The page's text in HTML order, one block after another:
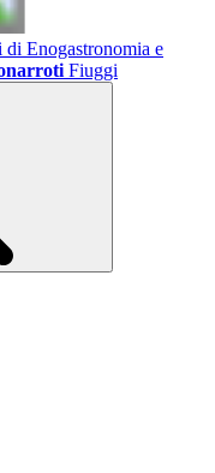
Enogastronomia e
Fiuggi